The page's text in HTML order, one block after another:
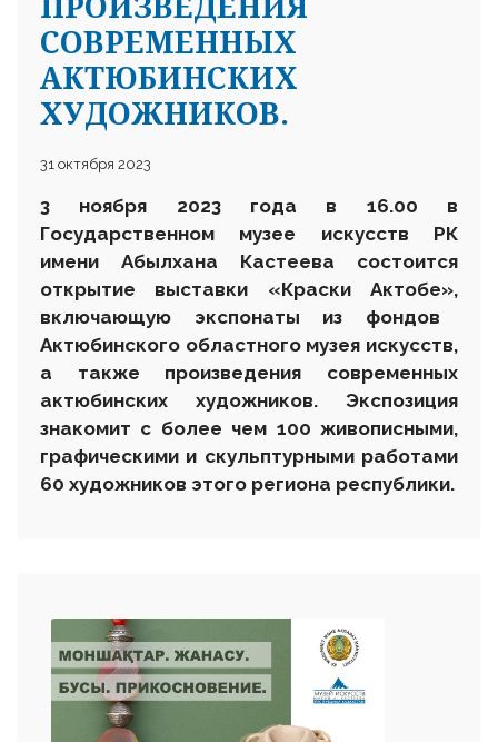
СОВРЕМЕННЫХ
АКТЮБИНСКИХ
ХУДОЖНИКОВ.
31 октября 2023
3 ноября 2023 года в 16.00 в
Государственном музее искусств РК
имени Абылхана Кастеева состоится
открытие выставки «Краски Актобе»,
включающую экспонаты из фондов
Актюбинского областного музея искусств,
а также произведения современных
актюбинских художников. Экспозиция
знакомит с более чем 100 живописными,
графическими и скульптурными работами
60 художников этого региона республики.